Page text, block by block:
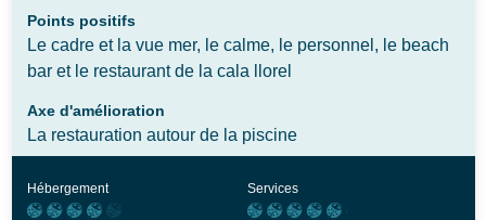
Points positifs
Le cadre et la vue mer, le calme, le personnel, le beach
bar et le restaurant de la cala llorel
Axe d'amélioration
La restauration autour de la piscine
Hébergement Services